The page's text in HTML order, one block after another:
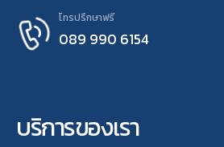
โทรปรึกษาฟรี
089 990 6154
บริการของเรา